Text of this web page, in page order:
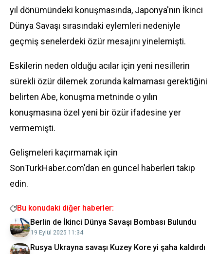
yıl dönümündeki konuşmasında, Japonya'nın İkinci
Dünya Savaşı sırasındaki eylemleri nedeniyle
geçmiş senelerdeki özür mesajını yinelemişti.
Eskilerin neden olduğu acılar için yeni nesillerin
sürekli özür dilemek zorunda kalmaması gerektiğini
belirten Abe, konuşma metninde o yılın
konuşmasına özel yeni bir özür ifadesine yer
vermemişti.
Gelişmeleri kaçırmamak için
SonTurkHaber.com'dan en güncel haberleri takip
edin.
Bu konudaki diğer haberler:
Berlin de İkinci Dünya Savaşı Bombası Bulundu
19 Eylül 2025 11:34
Rusya Ukrayna savaşı Kuzey Kore yi şaha kaldırdı